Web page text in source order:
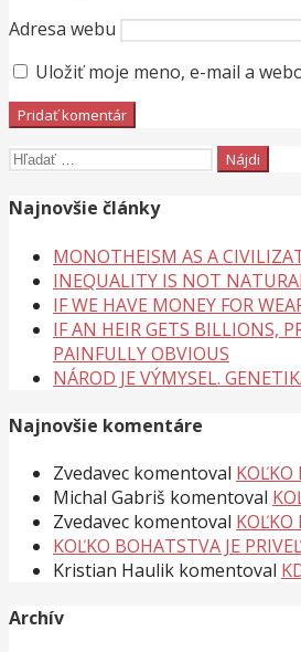
Adresa webu
Uložiť moje meno, e-mail a
Hľadať:
Najnovšie články
MONOTHEISM AS A
INEQUALITY IS NOT
IF WE HAVE MONEY FOR
IF AN HEIR GETS BILLIONS,
PAINFULLY OBVIOUS
NÁROD JE VÝMYSEL.
Najnovšie komentáre
Zvedavec komentoval KOĽKO
Michal Gabriš komentoval
Zvedavec komentoval KOĽKO
KOĽKO BOHATSTVA JE
Kristian Haulik komentoval
Archív